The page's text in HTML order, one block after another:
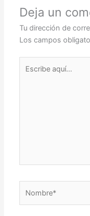
Deja un
Tu dirección de
Los campos
aquí...